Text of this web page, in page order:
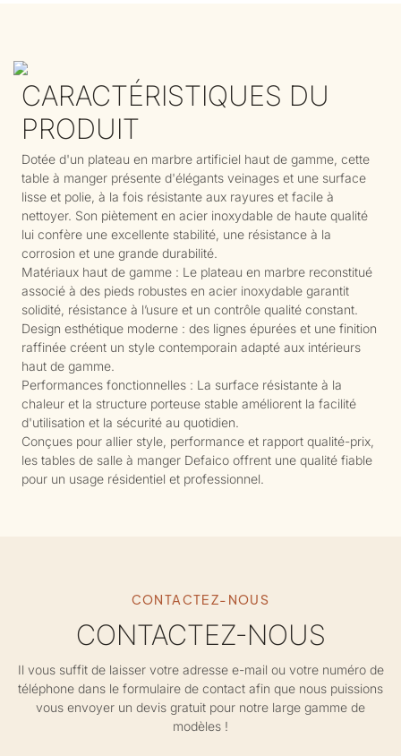
CARACTÉRISTIQUES DU
PRODUIT
Dotée d'un plateau en marbre artificiel haut de gamme, cette
table à manger présente d'élégants veinages et une surface
lisse et polie, à la fois résistante aux rayures et facile à
nettoyer. Son piètement en acier inoxydable de haute qualité
lui confère une excellente stabilité, une résistance à la
corrosion et une grande durabilité.
Matériaux haut de gamme : Le plateau en marbre reconstitué
associé à des pieds robustes en acier inoxydable garantit
solidité, résistance à l’usure et un contrôle qualité constant.
Design esthétique moderne : des lignes épurées et une finition
raffinée créent un style contemporain adapté aux intérieurs
haut de gamme.
Performances fonctionnelles : La surface résistante à la
chaleur et la structure porteuse stable améliorent la facilité
d'utilisation et la sécurité au quotidien.
Conçues pour allier style, performance et rapport qualité-prix,
les tables de salle à manger Defaico offrent une qualité fiable
pour un usage résidentiel et professionnel.
CONTACTEZ-NOUS
CONTACTEZ-NOUS
Il vous suffit de laisser votre adresse e-mail ou votre numéro de
téléphone dans le formulaire de contact afin que nous puissions
vous envoyer un devis gratuit pour notre large gamme de
modèles !